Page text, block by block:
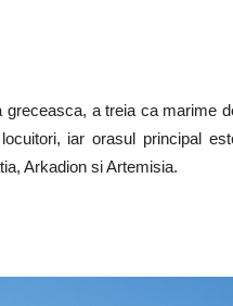
a treia ca marime
iar orasul principal
Arkadion si Artemisia.